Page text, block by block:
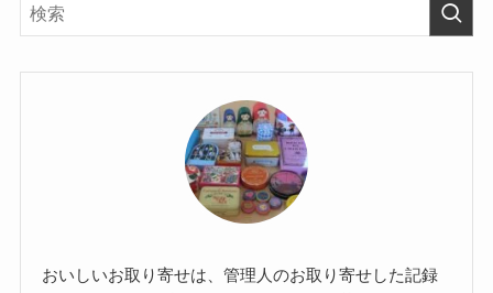
おいしいお取り寄せは、管理人のお取り寄せした記録